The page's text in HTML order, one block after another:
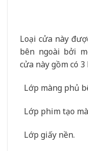
Loại cửa này
bên ngoài bởi
cửa này gồm có 3
Lớp màng phủ
Lớp phim tạo
Lớp giấy nền.